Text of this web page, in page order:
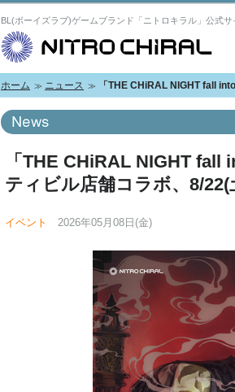
BL(ボーイズラブ)ゲームブランド「ニトロキラル」公式サ
ホーム ニュース 「THE CHiRAL NIGHT fall
「THE CHiRAL NIGHT
ティビル店舗コラボ、8/22(
イベント 2026年05月08日(金)